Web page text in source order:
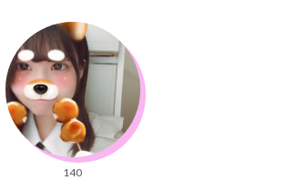
140